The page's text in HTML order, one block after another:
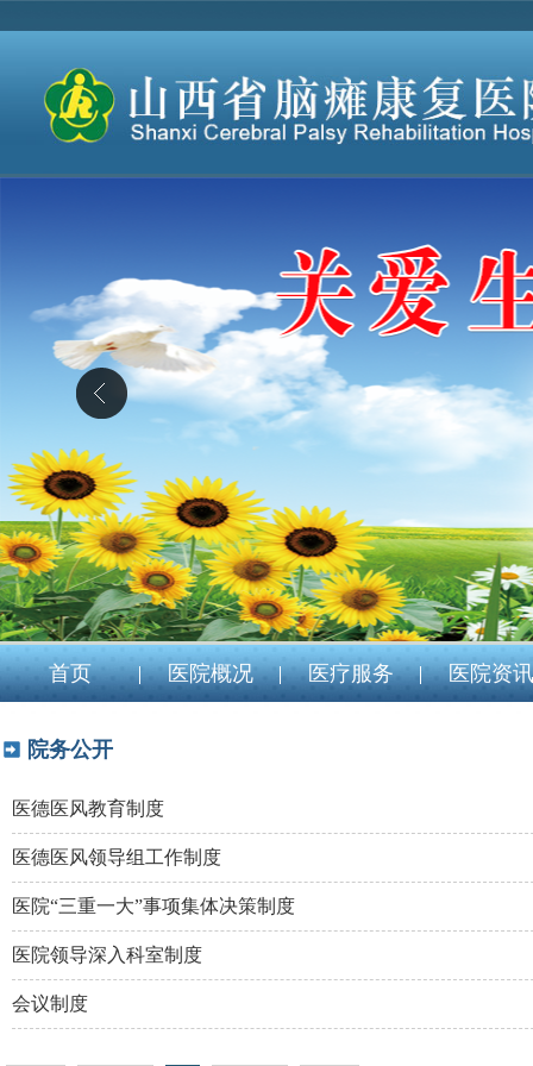
首页 医院概况 医疗服务 医院资讯
院务公开
医德医风教育制度
医德医风领导组工作制度
医院“三重一大”事项集体决策制度
医院领导深入科室制度
会议制度